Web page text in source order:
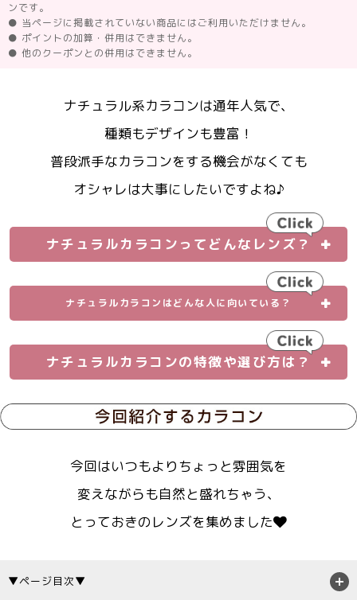
ンです。
● 当ページに掲載されていない商品にはご利用いただけません。
● ポイントの加算・併用はできません。
● 他のクーポンとの併用はできません。
ナチュラル系カラコンは通年人気で、
種類もデザインも豊富！
普段派手なカラコンをする機会がなくても
オシャレは大事にしたいですよね♪
ナチュラルカラコンってどんなレンズ？
ナチュラルカラコンはどんな人に向いている？
ナチュラルカラコンの特徴や選び方は？
今回はいつもよりちょっと雰囲気を
変えながらも自然と盛れちゃう、
とっておきのレンズを集めました
▼ページ目次▼